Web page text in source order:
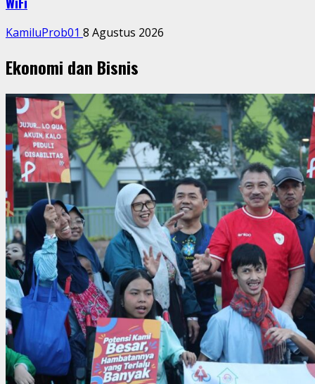
KamiluProb01 8 Agustus 2026
Ekonomi dan Bisnis